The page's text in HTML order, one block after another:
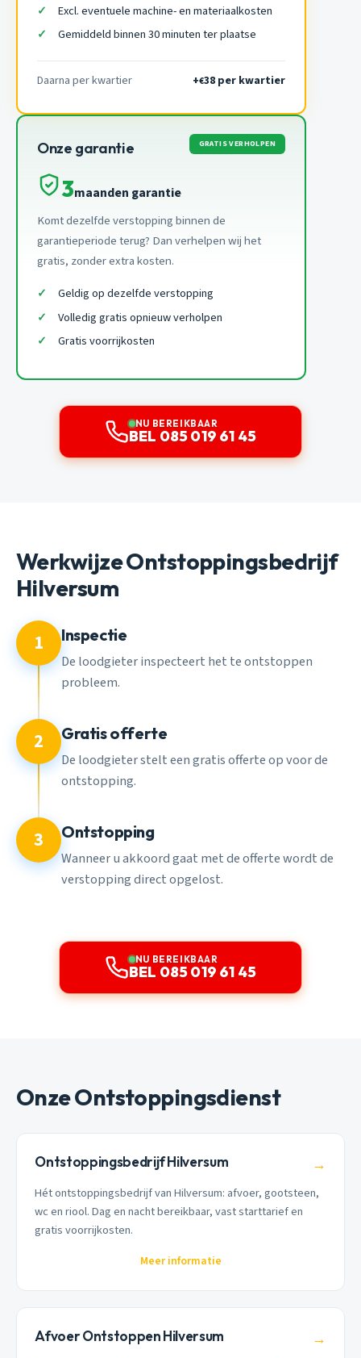
Excl. eventuele machine- en materiaalkosten
Gemiddeld binnen 30 minuten ter plaatse
Daarna per kwartier +€38 per kwartier
Onze garantie GRATIS VERHOLPEN
3maanden garantie
Komt dezelfde verstopping binnen de
garantieperiode terug? Dan verhelpen wij het
gratis, zonder extra kosten.
Geldig op dezelfde verstopping
Volledig gratis opnieuw verholpen
Gratis voorrijkosten
NU BEREIKBAAR
BEL 085 019 61 45
Werkwijze Ontstoppingsbedrijf
Hilversum
1 Inspectie
De loodgieter inspecteert het te ontstoppen
probleem.
2 Gratis offerte
De loodgieter stelt een gratis offerte op voor de
ontstopping.
3 Ontstopping
Wanneer u akkoord gaat met de offerte wordt de
verstopping direct opgelost.
NU BEREIKBAAR
BEL 085 019 61 45
Onze Ontstoppingsdienst
Ontstoppingsbedrijf Hilversum →
Hét ontstoppingsbedrijf van Hilversum: afvoer, gootsteen,
wc en riool. Dag en nacht bereikbaar, vast starttarief en
gratis voorrijkosten.
Meer informatie
Afvoer Ontstoppen Hilversum →